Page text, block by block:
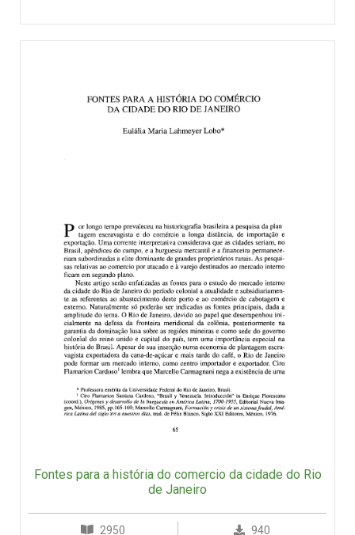
Fontes para a história do comercio da cidade do Rio
de Janeiro
2950 940